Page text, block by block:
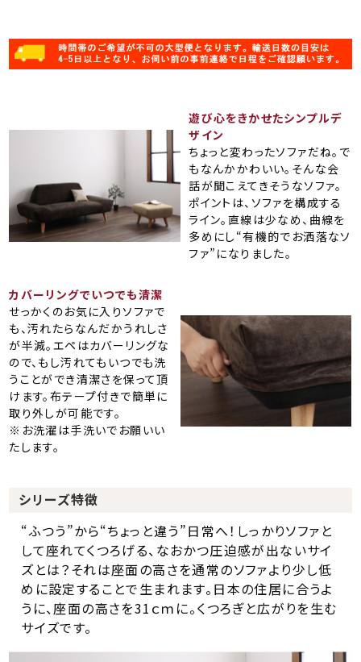
遊び心をきかせたシンプルデ
ザイン
ちょっと変わったソファだね。で
もなんかかわいい。そんな会
話が聞こえてきそうなソファ。
ポイントは、ソファを構成する
ライン。直線は少なめ、曲線を
多めにし“有機的でお洒落なソ
ファ”になりました。
カバーリングでいつでも清潔
せっかくのお気に入りソファで
も、汚れたらなんだかうれしさ
が半減。エペはカバーリングな
ので、もし汚れてもいつでも洗
うことができ清潔さを保って頂
けます。布テープ付きで簡単に
取り外しが可能です。
※お洗濯は手洗いでお願いい
たします。
シリーズ特徴
“ふつう”から“ちょっと違う”日常へ！しっかりソファと
して座れてくつろげる、なおかつ圧迫感が出ないサイ
ズとは？それは座面の高さを通常のソファより少し低
めに設定することで生まれます。日本の住居に合うよ
うに、座面の高さを31ｃｍに。くつろぎと広がりを生む
サイズです。